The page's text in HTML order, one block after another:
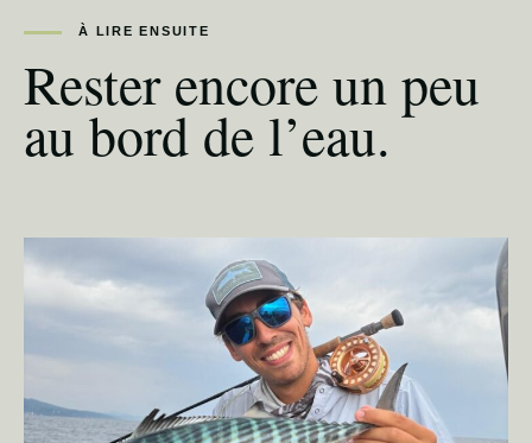
À LIRE ENSUITE
Rester encore un peu
au bord de l’eau.